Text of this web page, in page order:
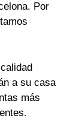
Por
a su casa
más